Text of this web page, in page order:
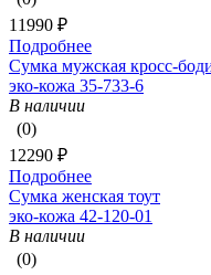
11990 ₽
Подробнее
Сумка мужская кросс-
эко-кожа 35-733-6
В наличии
(0)
12290 ₽
Подробнее
Сумка женская тоут
эко-кожа 42-120-01
В наличии
(0)